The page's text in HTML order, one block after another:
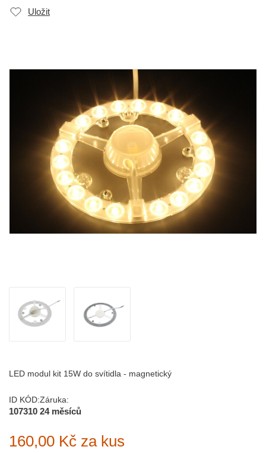
Uložit
LED modul kit 15W do svítidla - magnetický
ID KÓD:
107310
Záruka:
24 měsíců
160,00 Kč za kus